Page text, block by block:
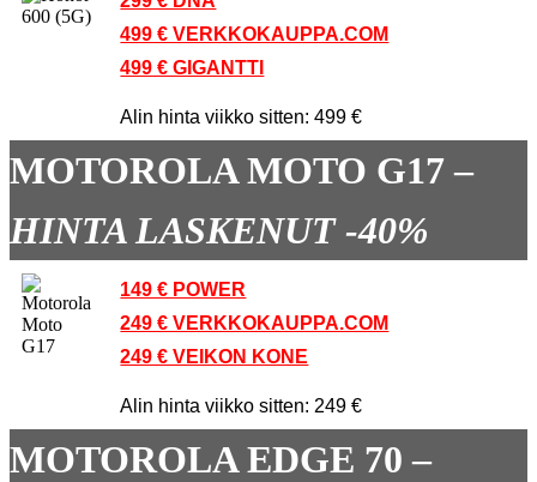
499 € VERKKOKAUPPA.COM
499 € GIGANTTI
Alin hinta viikko sitten: 499 €
MOTOROLA MOTO G17 –
HINTA LASKENUT -40%
149 € POWER
249 € VERKKOKAUPPA.COM
249 € VEIKON KONE
Alin hinta viikko sitten: 249 €
MOTOROLA EDGE 70 –